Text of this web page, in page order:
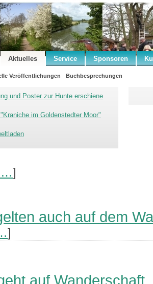
Aktuelles Service Sponsoren
Veröffentlichungen Buchbesprechungen
und Poster zur Hunte erschiene
im Goldenstedter Moor"
…]
auch auf dem
]
auf Wanderschaft